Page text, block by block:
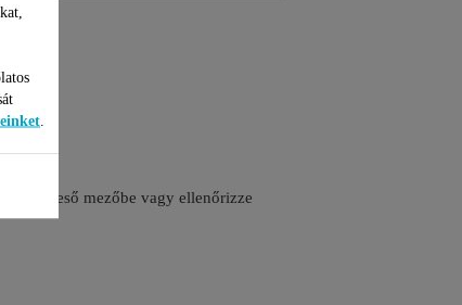
a kereső mezőbe vagy ellenőrizze